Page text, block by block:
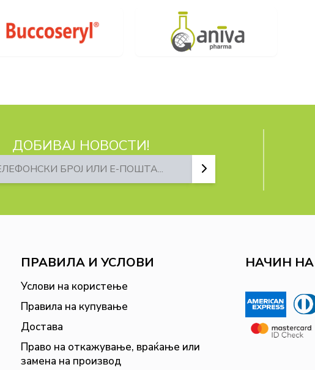
ДОБИВАЈ НОВОСТИ!
ПРАВИЛА И УСЛОВИ
Услови на користење
Правила на купување
Достава
Право на откажување, враќање или
замена на производ
НАЧИН